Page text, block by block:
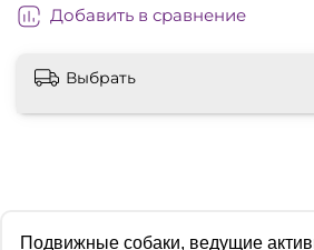
Добавить в сравнение
Выбрать
Подвижные собаки, ведущие